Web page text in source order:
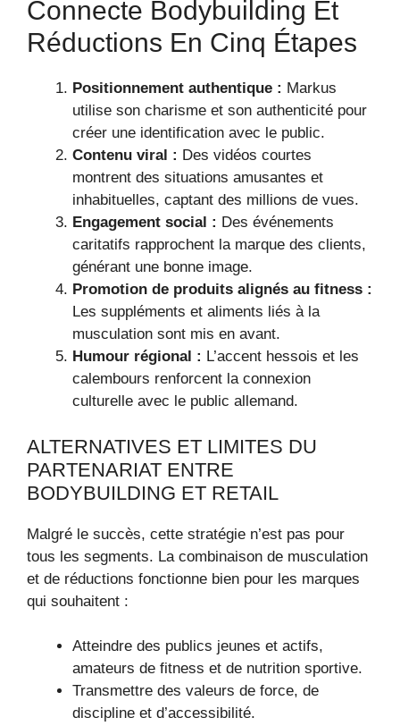
Connecte Bodybuilding Et
Réductions En Cinq Étapes
Positionnement authentique : Markus
utilise son charisme et son authenticité pour
créer une identification avec le public.
Contenu viral : Des vidéos courtes
montrent des situations amusantes et
inhabituelles, captant des millions de vues.
Engagement social : Des événements
caritatifs rapprochent la marque des clients,
générant une bonne image.
Promotion de produits alignés au fitness :
Les suppléments et aliments liés à la
musculation sont mis en avant.
Humour régional : L’accent hessois et les
calembours renforcent la connexion
culturelle avec le public allemand.
ALTERNATIVES ET LIMITES DU
PARTENARIAT ENTRE
BODYBUILDING ET RETAIL
Malgré le succès, cette stratégie n’est pas pour
tous les segments. La combinaison de musculation
et de réductions fonctionne bien pour les marques
qui souhaitent :
Atteindre des publics jeunes et actifs,
amateurs de fitness et de nutrition sportive.
Transmettre des valeurs de force, de
discipline et d’accessibilité.